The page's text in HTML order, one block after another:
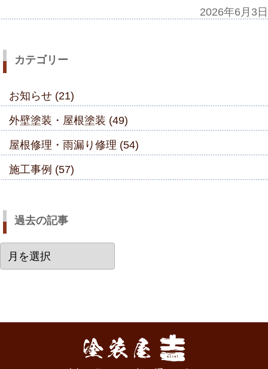
2026年6月3日
カテゴリー
お知らせ (21)
外壁塗装・屋根塗装 (49)
屋根修理・雨漏り修理 (54)
施工事例 (57)
過去の記事
去